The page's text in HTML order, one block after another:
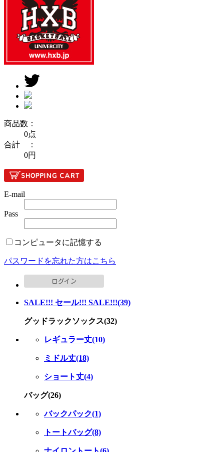
商品数：
0点
合計 ：
0円
E-mail
Pass
コンピュータに記憶する
パスワードを忘れた方はこちら
SALE!!! セール!!! SALE!!!(39)
グッドラックソックス(32)
レギュラー丈(10)
ミドル丈(18)
ショート丈(4)
バッグ(26)
バックパック(1)
トートバッグ(8)